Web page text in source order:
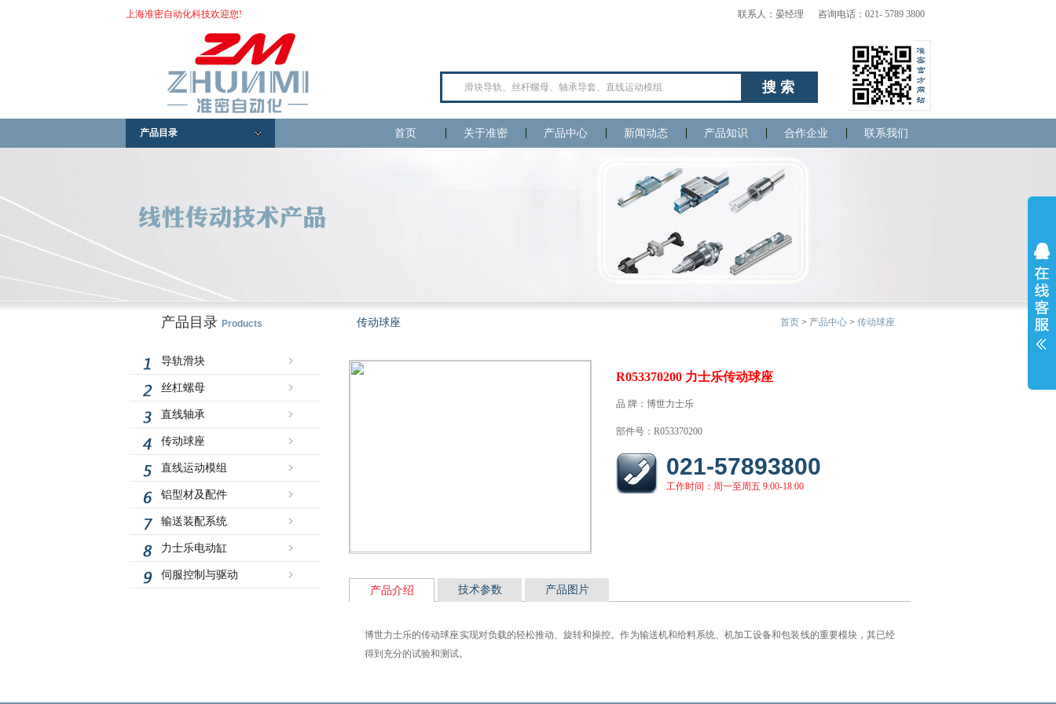
联系人：晏经理 咨询电话：021- 5789 3800
上海准密自动化科技欢迎您!
搜索
产品目录 首页 关于准密 产品中心 新闻动态 产品知识 合作企业 联系我们
产品目录 Products
导轨滑块
丝杠螺母
直线轴承
传动球座
直线运动模组
铝型材及配件
输送装配系统
力士乐电动缸
伺服控制与驱动
传动球座 首页 > 产品中心 > 传动球座
R053370200 力士乐传动球座
品 牌：博世力士乐
部件号：R053370200
021-57893800
工作时间：周一至周五 9:00-18:00
产品介绍 技术参数 产品图片
博世力士乐的传动球座实现对负载的轻松推动、旋转和操控。作为输送机和给料系统、机加工设备和包装线的重要模块，其已经
得到充分的试验和测试。